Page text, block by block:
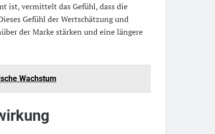
ist, vermittelt das Gefühl, dass die
Gefühl der Wertschätzung und
der Marke stärken und eine längere
Wachstum